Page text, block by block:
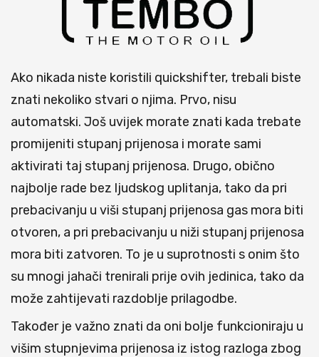
Ako nikada niste koristili quickshifter, trebali biste
znati nekoliko stvari o njima. Prvo, nisu
automatski. Još uvijek morate znati kada trebate
promijeniti stupanj prijenosa i morate sami
aktivirati taj stupanj prijenosa. Drugo, obično
najbolje rade bez ljudskog uplitanja, tako da pri
prebacivanju u viši stupanj prijenosa gas mora biti
otvoren, a pri prebacivanju u niži stupanj prijenosa
mora biti zatvoren. To je u suprotnosti s onim što
su mnogi jahači trenirali prije ovih jedinica, tako da
može zahtijevati razdoblje prilagodbe.
Također je važno znati da oni bolje funkcioniraju u
višim stupnjevima prijenosa iz istog razloga zbog